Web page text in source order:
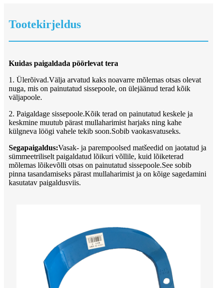
Tootekirjeldus
Kuidas paigaldada pöörlevat tera
1. Ülerõivad.Välja arvatud kaks noavarre mõlemas otsas olevat
nuga, mis on painutatud sissepoole, on ülejäänud terad kõik
väljapoole.
2. Paigaldage sissepoole.Kõik terad on painutatud keskele ja
keskmine muutub pärast mullaharimist harjaks ning kahe
külgneva löögi vahele tekib soon.Sobib vaokasvatuseks.
Segapaigaldus:Vasak- ja parempoolsed matšeedid on jaotatud ja
sümmeetriliselt paigaldatud lõikuri võllile, kuid lõiketerad
mõlemas lõikevõlli otsas on painutatud sissepoole.See sobib
pinna tasandamiseks pärast mullaharimist ja on kõige sagedamini
kasutatav paigaldusviis.